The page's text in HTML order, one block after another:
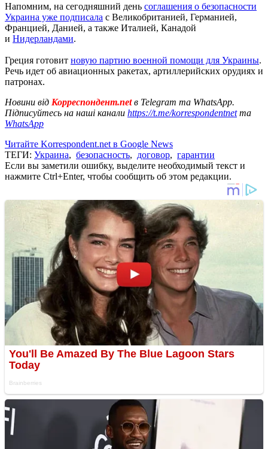
Напомним, на сегодняшний день соглашения о безопасности
Украина уже подписала с Великобританией, Германией,
Францией, Данией, а также Италией, Канадой
и Нидерландами.
Греция готовит новую партию военной помощи для Украины.
Речь идет об авиационных ракетах, артиллерийских орудиях и
патронах.
Новини від Корреспондент.netв Telegram та WhatsApp.
Підписуйтесь на наші канали https://t.me/korrespondentnetта
WhatsApp
Читайте Korrespondent.net в Google News
ТЕГИ: Украина, безопасность, договор, гарантии
Если вы заметили ошибку, выделите необходимый текст и
нажмите Ctrl+Enter, чтобы сообщить об этом редакции.